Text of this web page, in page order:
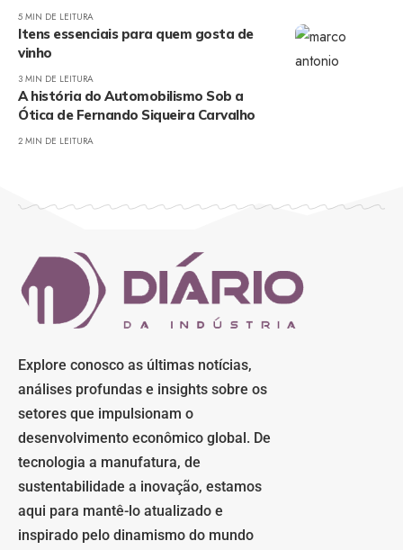
5 MIN DE LEITURA
Itens essenciais para quem gosta de
vinho
3 MIN DE LEITURA
A história do Automobilismo Sob a
Ótica de Fernando Siqueira Carvalho
2 MIN DE LEITURA
Explore conosco as últimas notícias,
análises profundas e insights sobre os
setores que impulsionam o
desenvolvimento econômico global. De
tecnologia a manufatura, de
sustentabilidade a inovação, estamos
aqui para mantê-lo atualizado e
inspirado pelo dinamismo do mundo